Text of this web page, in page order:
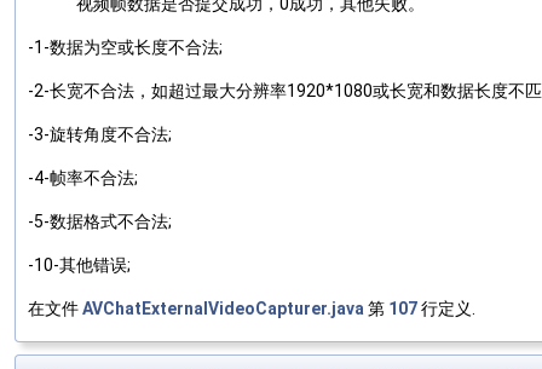
视频帧数据是否提交成功，0成功，其他失败。
-1-数据为空或长度不合法;
-2-长宽不合法，如超过最大分辨率1920*1080或长宽和数据长度不
-3-旋转角度不合法;
-4-帧率不合法;
-5-数据格式不合法;
-10-其他错误;
在文件AVChatExternalVideoCapturer.java第 107行定义.